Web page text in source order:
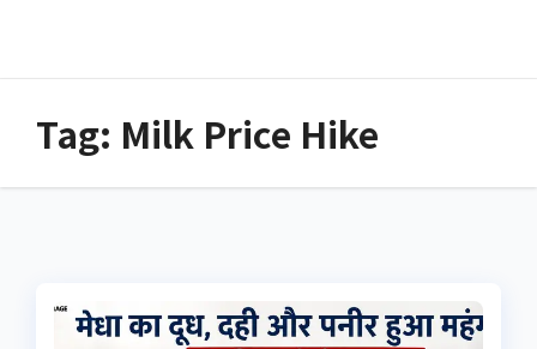
Tag: Milk Price Hike